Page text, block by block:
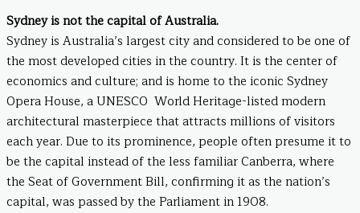
Sydney is not the capital of Australia.
Sydney is Australia’s largest city and considered to be one of
the most developed cities in the country. It is the center of
economics and culture; and is home to the iconic Sydney
Opera House, a UNESCO World Heritage-listed modern
architectural masterpiece that attracts millions of visitors
each year. Due to its prominence, people often presume it to
be the capital instead of the less familiar Canberra, where
the Seat of Government Bill, confirming it as the nation’s
capital, was passed by the Parliament in 1908.